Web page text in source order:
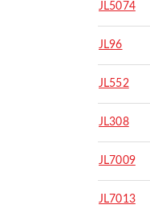
JL5074
JL96
JL552
JL308
JL7009
JL7013